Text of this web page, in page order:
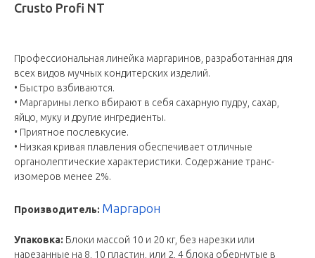
Crusto Profi NT
Профессиональная линейка маргаринов, разработанная для
всех видов мучных кондитерских изделий.
• Быстро взбиваются.
• Маргарины легко вбирают в себя сахарную пудру, сахар,
яйцо, муку и другие ингредиенты.
• Приятное послевкусие.
• Низкая кривая плавления обеспечивает отличные
органолептические характеристики. Содержание транс-
изомеров менее 2%.
Производитель: Маргарон
Упаковка: Блоки массой 10 и 20 кг, без нарезки или
нарезанные на 8, 10 пластин, или 2, 4 блока обернутые в